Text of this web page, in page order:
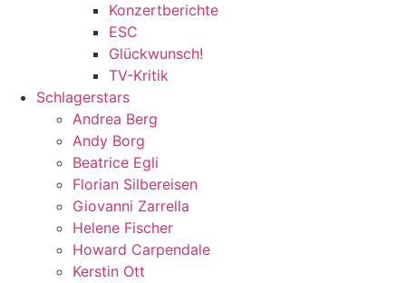
Konzertberichte
ESC
Glückwunsch!
TV-Kritik
Schlagerstars
Andrea Berg
Andy Borg
Beatrice Egli
Florian Silbereisen
Giovanni Zarrella
Helene Fischer
Howard Carpendale
Kerstin Ott